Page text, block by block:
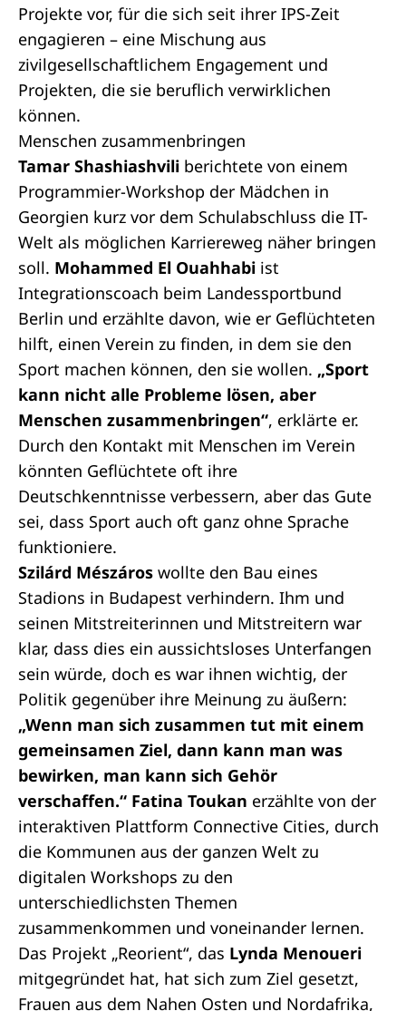
Projekte vor, für die sich seit ihrer IPS-Zeit
engagieren – eine Mischung aus
zivilgesellschaftlichem Engagement und
Projekten, die sie beruflich verwirklichen
können.
Menschen zusammenbringen
Tamar Shashiashvili berichtete von einem
Programmier-Workshop der Mädchen in
Georgien kurz vor dem Schulabschluss die IT-
Welt als möglichen Karriereweg näher bringen
soll. Mohammed El Ouahhabi ist
Integrationscoach beim Landessportbund
Berlin und erzählte davon, wie er Geflüchteten
hilft, einen Verein zu finden, in dem sie den
Sport machen können, den sie wollen. „Sport
kann nicht alle Probleme lösen, aber
Menschen zusammenbringen“, erklärte er.
Durch den Kontakt mit Menschen im Verein
könnten Geflüchtete oft ihre
Deutschkenntnisse verbessern, aber das Gute
sei, dass Sport auch oft ganz ohne Sprache
funktioniere.
Szilárd Mészáros wollte den Bau eines
Stadions in Budapest verhindern. Ihm und
seinen Mitstreiterinnen und Mitstreitern war
klar, dass dies ein aussichtsloses Unterfangen
sein würde, doch es war ihnen wichtig, der
Politik gegenüber ihre Meinung zu äußern:
„Wenn man sich zusammen tut mit einem
gemeinsamen Ziel, dann kann man was
bewirken, man kann sich Gehör
verschaffen.“ Fatina Toukan erzählte von der
interaktiven Plattform Connective Cities, durch
die Kommunen aus der ganzen Welt zu
digitalen Workshops zu den
unterschiedlichsten Themen
zusammenkommen und voneinander lernen.
Das Projekt „Reorient“, das Lynda Menoueri
mitgegründet hat, hat sich zum Ziel gesetzt,
Frauen aus dem Nahen Osten und Nordafrika,